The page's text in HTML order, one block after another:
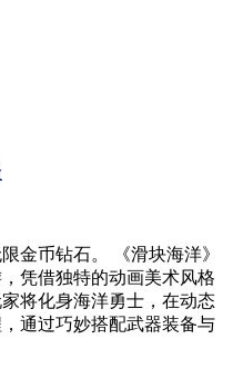
金币钻石。 《滑块海洋》
凭借独特的动画美术风格
将化身海洋勇士，在动态
通过巧妙搭配武器装备与